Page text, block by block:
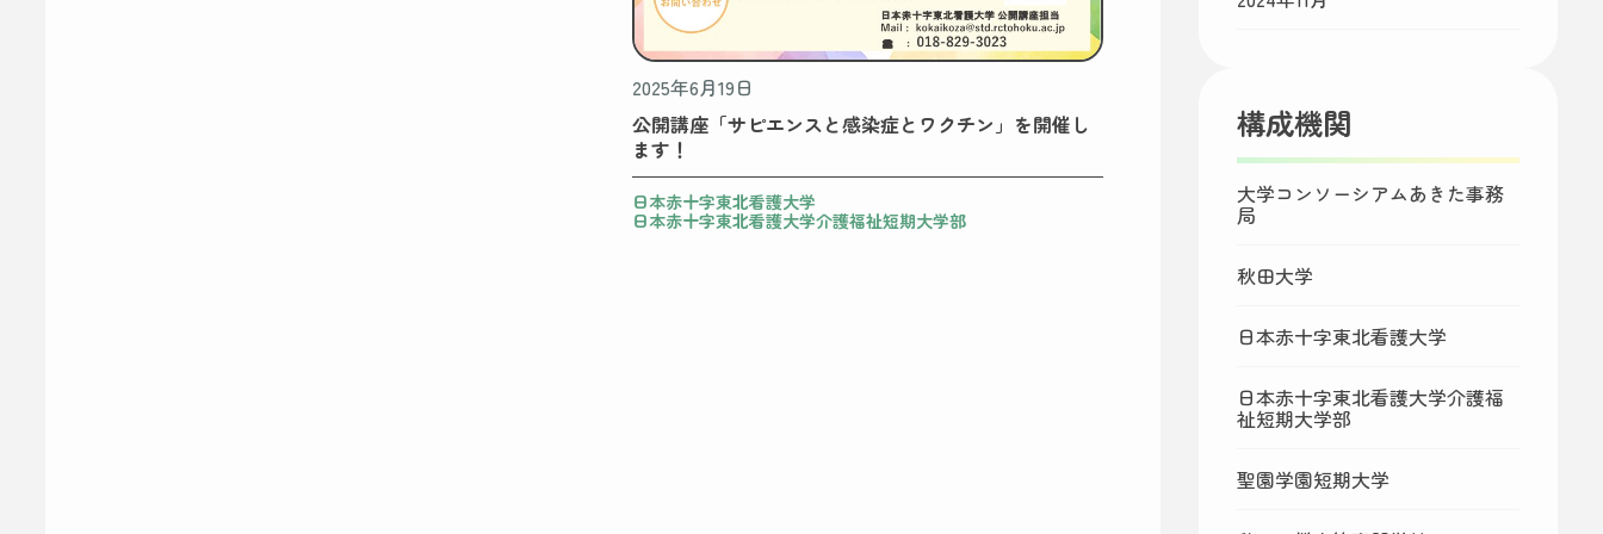
2025年6月19日
公開講座「サピエンスと感染症とワクチン」を開催し
ます！
日本赤十字東北看護大学
日本赤十字東北看護大学介護福祉短期大学部
構成機関
大学コンソーシアムあきた事務
局
秋田大学
日本赤十字東北看護大学
日本赤十字東北看護大学介護福
祉短期大学部
聖園学園短期大学